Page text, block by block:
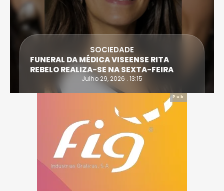
SOCIEDADE
FUNERAL DA MÉDICA VISEENSE RITA
REBELO REALIZA-SE NA SEXTA-FEIRA
Julho 29, 2026 . 13:15
Pub